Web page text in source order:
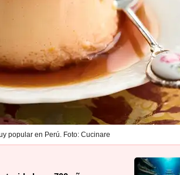
popular en Perú. Foto: Cucinare